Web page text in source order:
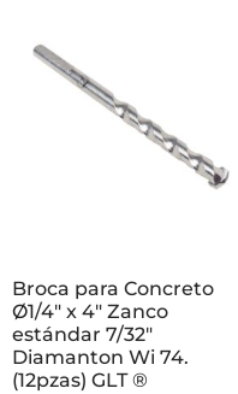
Broca para Concreto
Ø1/4″ x 4″ Zanco
estándar 7/32″
Diamanton Wi 74.
(12pzas) GLT ®